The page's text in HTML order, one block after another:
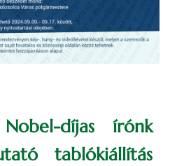
díjas írónk
tablókiállítás